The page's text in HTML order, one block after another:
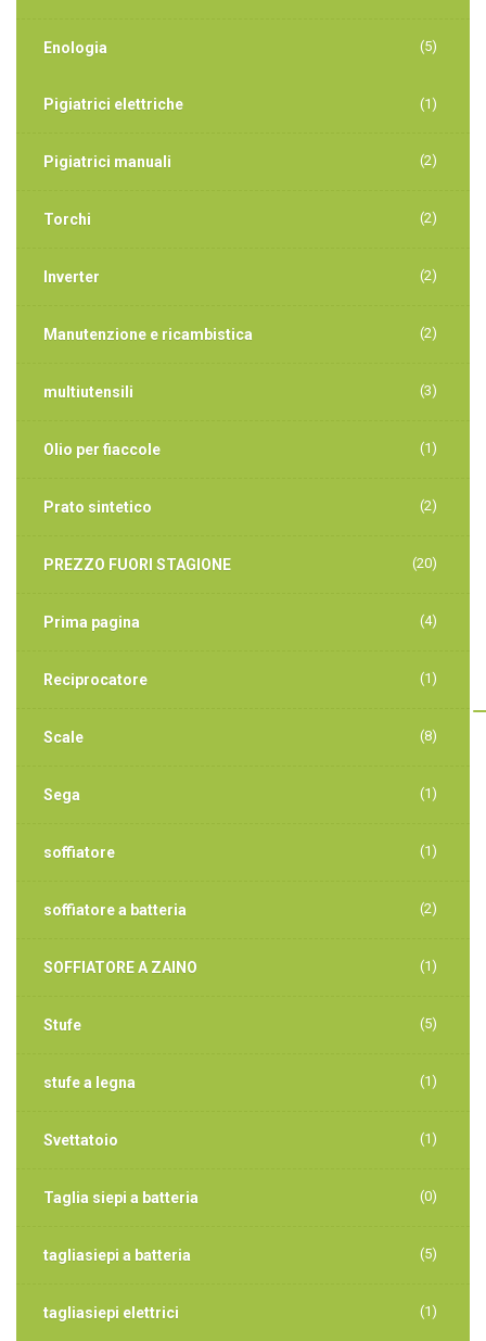
Enologia (5)
Pigiatrici elettriche (1)
Pigiatrici manuali (2)
Torchi (2)
Inverter (2)
Manutenzione e ricambistica (2)
multiutensili (3)
Olio per fiaccole (1)
Prato sintetico (2)
PREZZO FUORI STAGIONE (20)
Prima pagina (4)
Reciprocatore (1)
Scale (8)
Sega (1)
soffiatore (1)
soffiatore a batteria (2)
SOFFIATORE A ZAINO (1)
Stufe (5)
stufe a legna (1)
Svettatoio (1)
Taglia siepi a batteria (0)
tagliasiepi a batteria (5)
tagliasiepi elettrici (1)